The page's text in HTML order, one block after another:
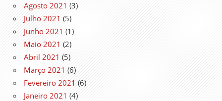
Agosto 2021 (3)
Julho 2021 (5)
Junho 2021 (1)
Maio 2021 (2)
Abril 2021 (5)
Março 2021 (6)
Fevereiro 2021 (6)
Janeiro 2021 (4)